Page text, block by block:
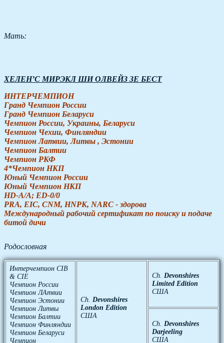
Мать:
ХЕЛЕН’С МИРЭКЛ ШИ ОЛВЕЙЗ ЗЕ БЕСТ
ИНТЕРЧЕМПИОН
Гранд Чемпион России
Гранд Чемпион Беларуси
Чемпион России, Украины, Беларуси
Чемпион Чехии, Финляндии
Чемпион Латвии, Литвы , Эстонии
Чемпион Балтии
Чемпион РКФ
4*Чемпион НКП
Юный Чемпион России
Юный Чемпион НКП
HD-A/A; ED-0/0
PRA, EIC, CNM, HNPK, NARC - здорова
Международный рабочий сертификат по поиску и подаче
битой дичи
Родословная
Интерчемпион CIB
& CIE
Чемпион России
Чемпион ЛАтвии
Чемпион Эстонии
Чемпион Литвы
Чемпион Балтии
Чемпион Финляндии
Чемпион Беларуси
Чемпион
Ch. Devonshires
London Edition
США
Ch. Devonshires
Limited Edition
США
Ch. Devonshires
Darjeeling
США